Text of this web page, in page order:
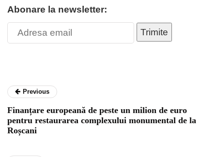
Abonare la newsletter:
Trimite
Previous
Finanțare europeană de peste un milion de euro
pentru restaurarea complexului monumental de la
Roșcani